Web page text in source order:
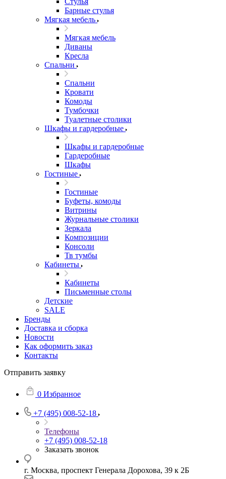
Барные стулья
Мягкая мебель
Мягкая мебель
Диваны
Кресла
Спальни
Спальни
Кровати
Комоды
Тумбочки
Туалетные столики
Шкафы и гардеробные
Шкафы и гардеробные
Гардеробные
Шкафы
Гостиные
Гостиные
Буфеты, комоды
Витрины
Журнальные столики
Зеркала
Композиции
Консоли
Тв тумбы
Кабинеты
Кабинеты
Письменные столы
Детские
SALE
Бренды
Доставка и сборка
Новости
Как оформить заказ
Контакты
Отправить заявку
0 Избранное
+7 (495) 008-52-18
Телефоны
+7 (495) 008-52-18
Заказать звонок
г. Москва, проспект Генерала Дорохова, 39 к 2Б